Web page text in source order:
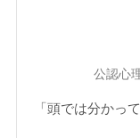
公認心
「頭では分かっ